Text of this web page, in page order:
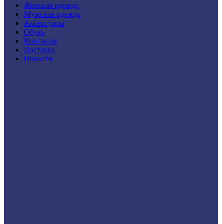
Женская одежда
Мужская одежда
Аксессуары
Обувь
Контакты
Доставка
Новости